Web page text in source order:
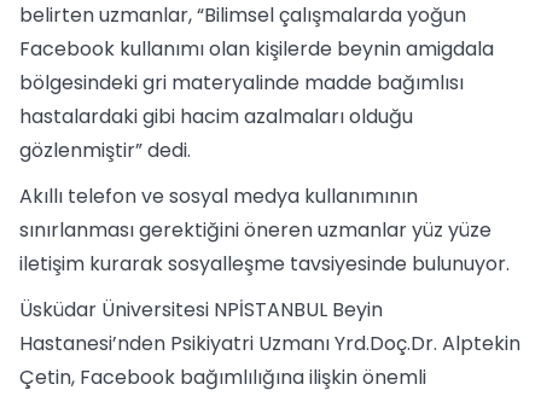
belirten uzmanlar, “Bilimsel çalışmalarda yoğun
Facebook kullanımı olan kişilerde beynin amigdala
bölgesindeki gri materyalinde madde bağımlısı
hastalardaki gibi hacim azalmaları olduğu
gözlenmiştir” dedi.
Akıllı telefon ve sosyal medya kullanımının
sınırlanması gerektiğini öneren uzmanlar yüz yüze
iletişim kurarak sosyalleşme tavsiyesinde bulunuyor.
Üsküdar Üniversitesi NPİSTANBUL Beyin
Hastanesi’nden Psikiyatri Uzmanı Yrd.Doç.Dr. Alptekin
Çetin, Facebook bağımlılığına ilişkin önemli